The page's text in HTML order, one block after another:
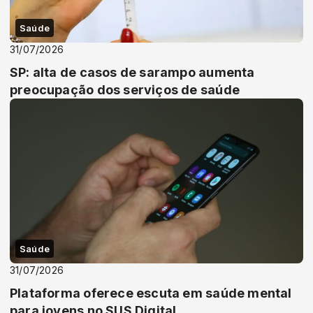
Saúde
31/07/2026
SP: alta de casos de sarampo aumenta
preocupação dos serviços de saúde
Saúde
31/07/2026
Plataforma oferece escuta em saúde mental